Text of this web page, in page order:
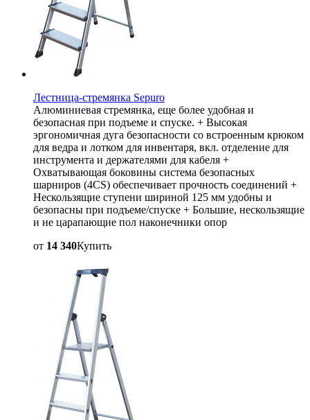
Лестница-стремянка Sepuro
Алюминиевая стремянка, еще более удобная и
безопасная при подъеме и спуске. + Высокая
эргономичная дуга безопасности со встроенным крюком
для ведра и лотком для инвентаря, вкл. отделение для
инструмента и держателями для кабеля +
Охватывающая боковины система безопасных
шарниров (4CS) обеспечивает прочность соединений +
Нескользящие ступени шириной 125 мм удобны и
безопасны при подъеме/спуске + Большие, нескользящие
и не царапающие пол наконечники опор
от 14 340Купить